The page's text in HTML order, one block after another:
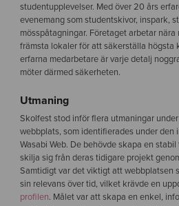
studentupplevelser. Med över 20 års
evenemang som studentskivor, inspark,
mösspåtagningar. Företaget arbetar
främsta lokaler för att säkerställa högsta
erfarna medarbetare är varje detalj
möter därmed säkerheten.
Utmaning
Skolfest stod inför flera utmaningar
webbplats, som identifierades under den
Wasabi Web. De behövde skapa en
skilja sig från deras tidigare projekt
Samtidigt var det viktigt att webbplatsen
sin relevans över tid, vilket krävde en
profilen. Målet var att skapa en enkel,